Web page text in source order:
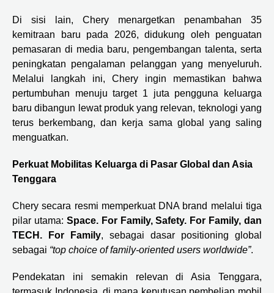
Di sisi lain, Chery menargetkan penambahan 35
kemitraan baru pada 2026, didukung oleh penguatan
pemasaran di media baru, pengembangan talenta, serta
peningkatan pengalaman pelanggan yang menyeluruh.
Melalui langkah ini, Chery ingin memastikan bahwa
pertumbuhan menuju target 1 juta pengguna keluarga
baru dibangun lewat produk yang relevan, teknologi yang
terus berkembang, dan kerja sama global yang saling
menguatkan.
Perkuat Mobilitas Keluarga di Pasar Global dan Asia
Tenggara
Chery secara resmi memperkuat DNA brand melalui tiga
pilar utama: Space. For Family, Safety. For Family, dan
TECH. For Family, sebagai dasar positioning global
sebagai “top choice of family-oriented users worldwide”.
Pendekatan ini semakin relevan di Asia Tenggara,